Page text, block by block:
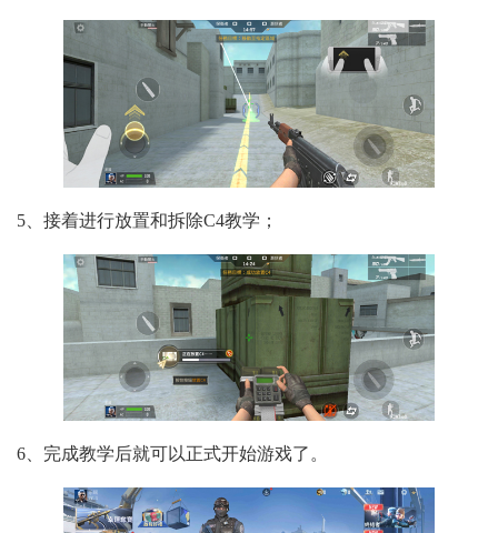
5、接着进行放置和拆除C4教学；
6、完成教学后就可以正式开始游戏了。